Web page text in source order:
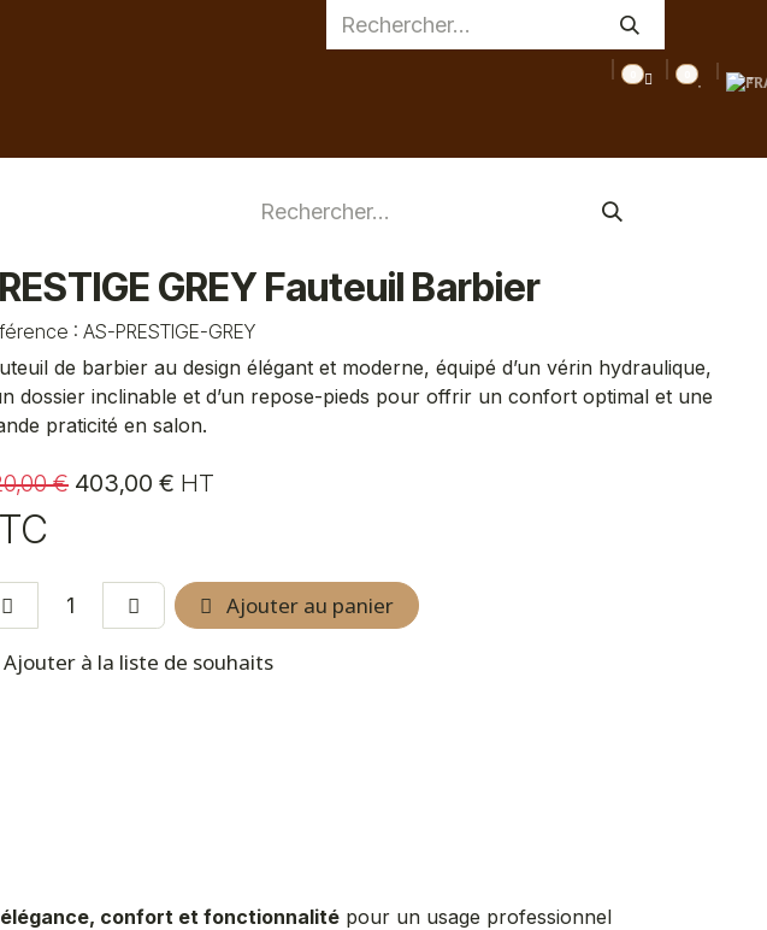
GREY Fauteuil Barbier
: AS-PRESTIGE-GREY
de barbier au design élégant et moderne, équipé d’un vérin hydraulique,
dossier inclinable et d’un repose-pieds pour offrir un confort optimal et une
praticité en salon.
€ 403,00 € HT
Ajouter au panier
Ajouter à la liste de souhaits
élégance, confort et fonctionnalité pour un usage professionnel